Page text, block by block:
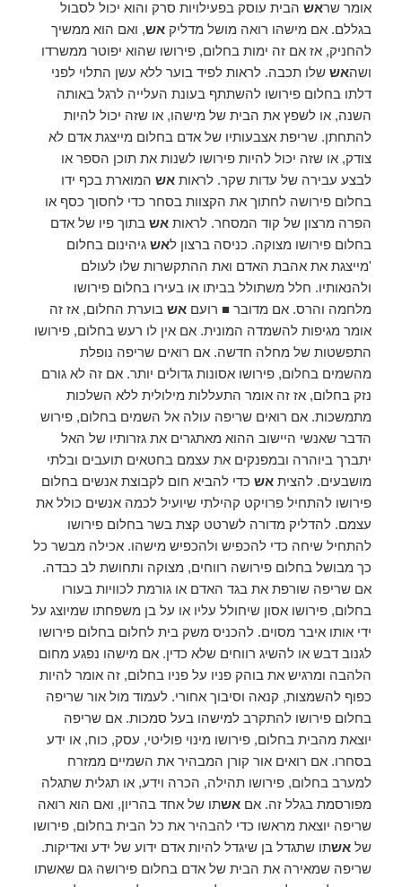
אומר שראש הבית עוסק בפעילויות סרק והוא יכול לסבול
בגללם. אם מישהו רואה מושל מדליקאש, ואם הוא ממשיך
להחניק, אז אם זה ימות בחלום, פירושו שהוא יפוטר ממשרדו
ושהאש שלו תכבה. לראות לפיד בוער ללא עשן התלוי לפני
דלתו בחלום פירושו להשתתף בעונת העלייה לרגל באותה
השנה, או לשפץ את הבית של מישהו, או שזה יכול להיות
להתחתן. שריפת אצבעותיו של אדם בחלום מייצגת אדם לא
צודק, או שזה יכול להיות פירושו לשנות את תוכן הספר או
לבצע עבירה של עדות שקר. לראותאש המוארת בכף ידו
בחלום פירושה לחתוך את הקצוות בסחר כדי לחסוך כסף או
הפרה מרצון של קוד המסחר. לראותאש בתוך פיו של אדם
בחלום פירושו מצוקה. כניסה ברצון לאש גיהינום בחלום
'מייצגת את אהבת האדם ואת ההתקשרות שלו לעולם
ולהנאותיו. חלל משתולל בביתו או בעירו בחלום פירושו
מלחמה והרס. אם מדובר ■ רועםאש בוערת החלום, אז זה
אומר מגיפות להשמדה המונית. אם אין לו רעש בחלום, פירושו
התפשטות של מחלה חדשה. אם רואים שריפה נופלת
מהשמים בחלום, פירושו אסונות גדולים יותר. אם זה לא גורם
נזק בחלום, אז זה אומר התעללות מילולית ללא השלכות
מתמשכות. אם רואים שריפה עולה אל השמים בחלום, פירוש
הדבר שאנשי היישוב ההוא מאתגרים את גזרותיו של האל
יתברך ביוהרה ובמפנקים את עצמם בחטאים תועבים ובלתי
מושבעים. להציתאש כדי להביא חום לקבוצת אנשים בחלום
פירושו להתחיל פרויקט קהילתי שיועיל לכמה אנשים כולל את
עצמם. להדליק מדורה לשרטט קצת בשר בחלום פירושו
להתחיל שיחה כדי להכפיש ולהכפיש מישהו. אכילה מבשר כל
כך מבושל בחלום פירושה רווחים, מצוקה ותחושת לב כבדה.
אם שריפה שורפת את בגד האדם או גורמת לכוויות בעורו
בחלום, פירושו אסון שיחולל עליו או על בן משפחתו שמיוצג על
ידי אותו איבר מסוים. להכניס משק בית לחלום בחלום פירושו
לגנוב דבש או להשיג רווחים שלא כדין. אם מישהו נפגע מחום
הלהבה ומרגיש את בוהק פניו על פניו בחלום, זה אומר להיות
כפוף להשמצות, קנאה וסיבוך אחורי. לעמוד מול אור שריפה
בחלום פירושו להתקרב למישהו בעל סמכות. אם שריפה
יוצאת מהבית בחלום, פירושו מינוי פוליטי, עסק, כוח, או ידע
בסחרו. אם רואים אור קורן המבהיר את השמיים ממזרח
למערב בחלום, פירושו תהילה, הכרה וידע, או תגלית שתגלה
מפורסמת בגלל זה. אםאשתו של אחד בהריון, ואם הוא רואה
שריפה יוצאת מראשו כדי להבהיר את כל הבית בחלום, פירושו
שלאשתו שתגדל בן שיגדל להיות אדם ידוע של ידע ואדיקות.
שריפה שמאירה את הבית של אדם בחלום פירושה גם שאשתו